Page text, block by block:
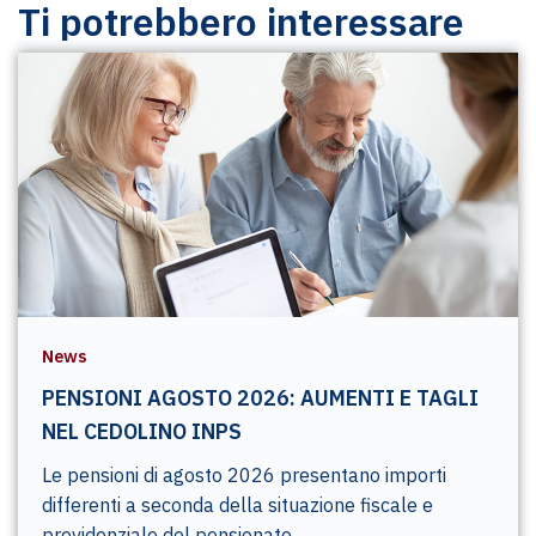
Ti potrebbero interessare
News
PENSIONI AGOSTO 2026: AUMENTI E TAGLI
NEL CEDOLINO INPS
Le pensioni di agosto 2026 presentano importi
differenti a seconda della situazione fiscale e